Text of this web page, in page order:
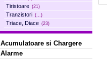
Tiristoare (21)
Tranzistori (...)
Triace, Diace (23)
Acumulatoare si Chargere
Alarme